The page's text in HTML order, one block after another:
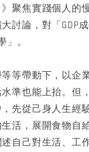
聚焦實踐個人的
討論，對「GDP
。
等帶動下，以企
準也能上抬。但
先從己身人生經
活，展開食物自
自己對生活、工